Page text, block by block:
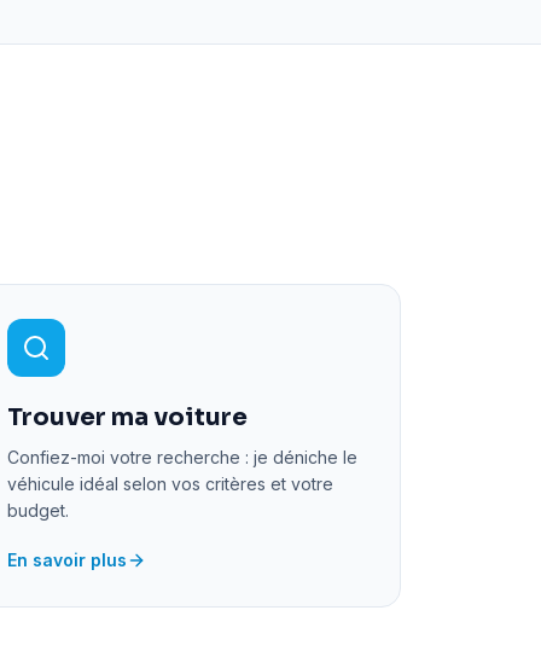
Trouver ma voiture
Confiez-moi votre recherche : je déniche le
véhicule idéal selon vos critères et votre
budget.
En savoir plus